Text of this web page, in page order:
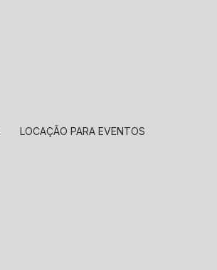
LOCAÇÃO PARA EVENTOS